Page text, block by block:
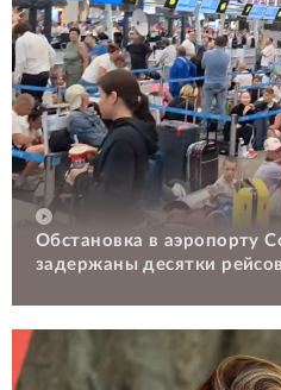
Обстановка в аэропорту
задержаны десятки рейсов